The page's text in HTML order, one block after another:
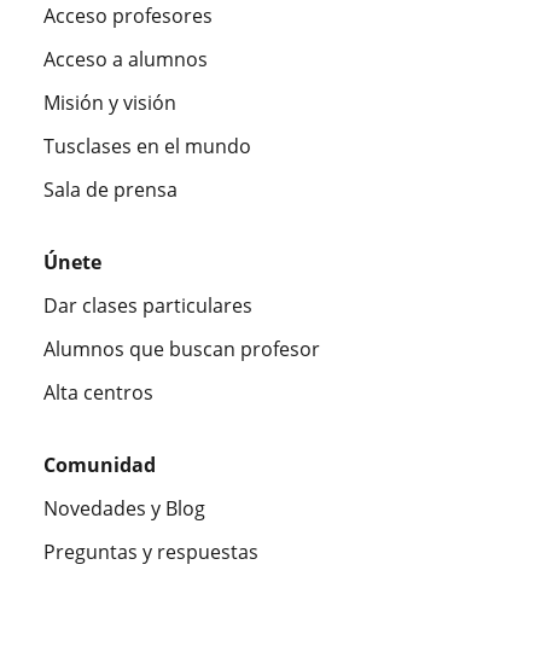
Acceso profesores
Acceso a alumnos
Misión y visión
Tusclases en el mundo
Sala de prensa
Únete
Dar clases particulares
Alumnos que buscan profesor
Alta centros
Comunidad
Novedades y Blog
Preguntas y respuestas